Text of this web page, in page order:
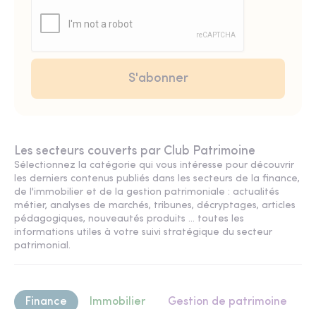
Les secteurs couverts par Club Patrimoine
Sélectionnez la catégorie qui vous intéresse pour découvrir
les derniers contenus publiés dans les secteurs de la finance,
de l'immobilier et de la gestion patrimoniale : actualités
métier, analyses de marchés, tribunes, décryptages, articles
pédagogiques, nouveautés produits ... toutes les
informations utiles à votre suivi stratégique du secteur
patrimonial.
Finance Immobilier Gestion de patrimoine